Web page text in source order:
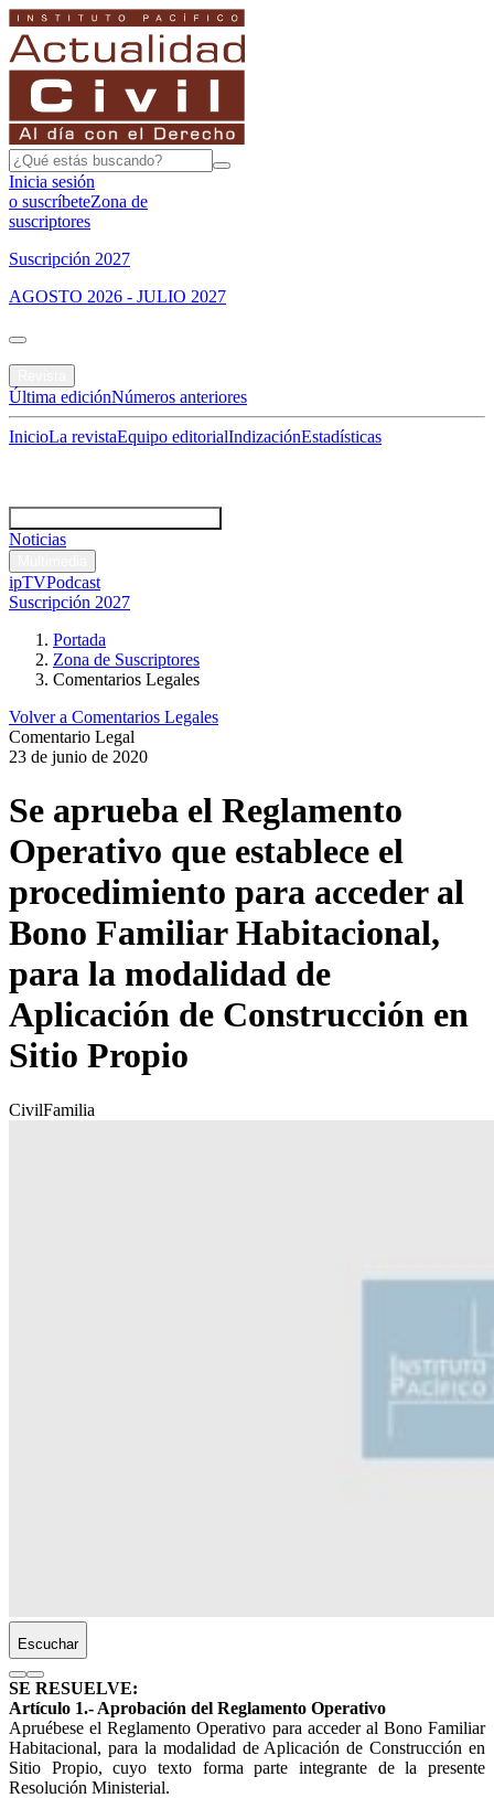
Inicia sesión
o suscríbeteZona de
suscriptores
Suscripción 2027
AGOSTO 2026 - JULIO 2027
Última ediciónNúmeros anteriores
InicioLa revistaEquipo editorialIndizaciónEstadísticas
Noticias
ipTVPodcast
Suscripción 2027
Portada
Zona de Suscriptores
Comentarios Legales
Volver a Comentarios Legales
Comentario Legal
23 de junio de 2020
Se aprueba el Reglamento
Operativo que establece el
procedimiento para acceder al
Bono Familiar Habitacional,
para la modalidad de
Aplicación de Construcción en
Sitio Propio
CivilFamilia
Escuchar
SE RESUELVE:
Artículo 1.- Aprobación del Reglamento Operativo
Apruébese el Reglamento Operativo para acceder al Bono Familiar
Habitacional, para la modalidad de Aplicación de Construcción en
Sitio Propio, cuyo texto forma parte integrante de la presente
Resolución Ministerial.